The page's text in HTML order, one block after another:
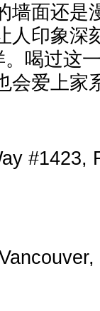
墙面还是
人印象深
。喝过这
会爱上家
#1423,